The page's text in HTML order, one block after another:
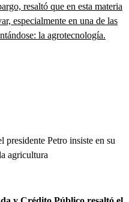
resaltó que en esta materia
especialmente en una de las
la agrotecnología.
presidente Petro insiste en su
agricultura